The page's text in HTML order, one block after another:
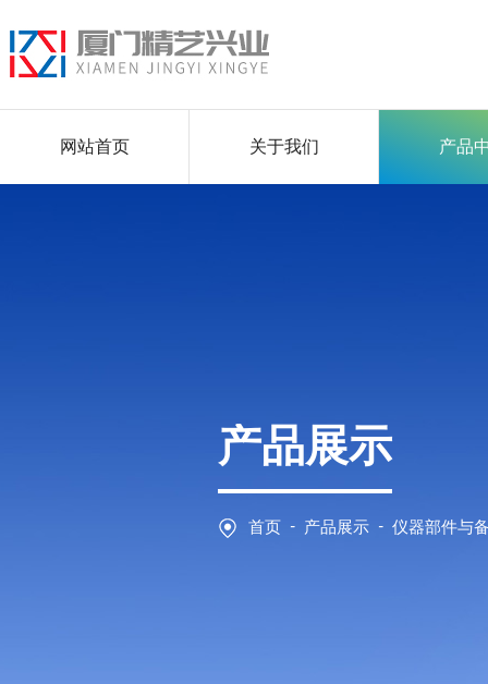
网站首页 关于我们 产品
产品展示
首页 - 产品展示 - 仪器部件与